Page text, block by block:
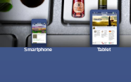
Smartphone Tablet